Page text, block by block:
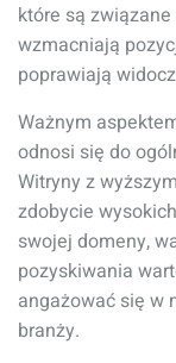
które są
wzmacniają
poprawiają
Ważnym
odnosi się do
Witryny z
zdobycie
swojej domeny,
pozyskiwania
angażować się w
branży.